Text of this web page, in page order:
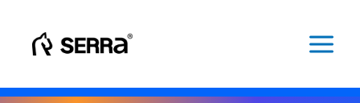
contenuto